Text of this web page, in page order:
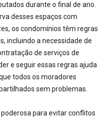
durante o final de ano.
desses espaços com
os condomínios têm regras
incluindo a necessidade de
de serviços de
e seguir essas regras ajuda
todos os moradores
sem problemas.
para evitar conflitos